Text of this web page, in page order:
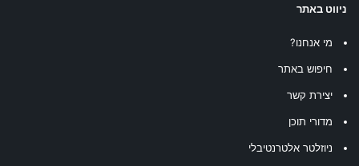
ניווט באתר
מי אנחנו?
חיפוש באתר
יצירת קשר
מדורי תוכן
ניוזלטר אלטרנטיבלי